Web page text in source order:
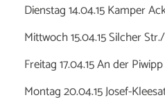
Dienstag 14.04.15 Kamper
Mittwoch 15.04.15 Silcher
Freitag 17.04.15 An der
Montag 20.04.15 Josef-